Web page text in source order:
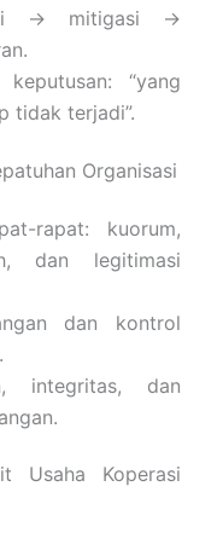
→ mitigasi →
“yang
tidak terjadi”.
Organisasi
rapat: kuorum,
dan legitimasi
dan kontrol
integritas, dan
Usaha Koperasi